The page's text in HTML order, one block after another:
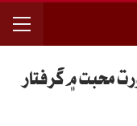
محبت ۾ گرفتار